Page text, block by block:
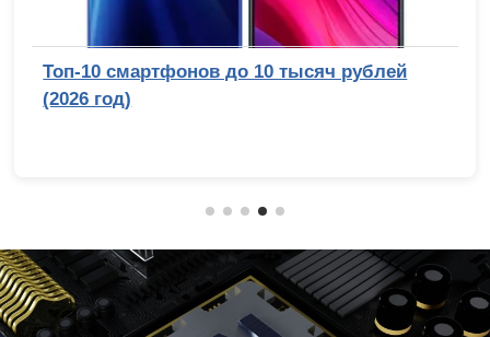
Топ-10 смартфонов до 10 тысяч рублей
(2026 год)